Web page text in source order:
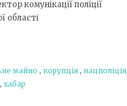
комунікації поліції
області
майно , корупція , нацполіція
,хабар